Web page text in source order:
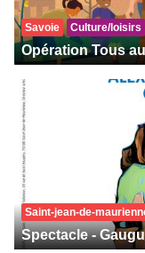
Savoie Culture/loisirs
Opération Tous
Saint-jean-de-
Spectacle -